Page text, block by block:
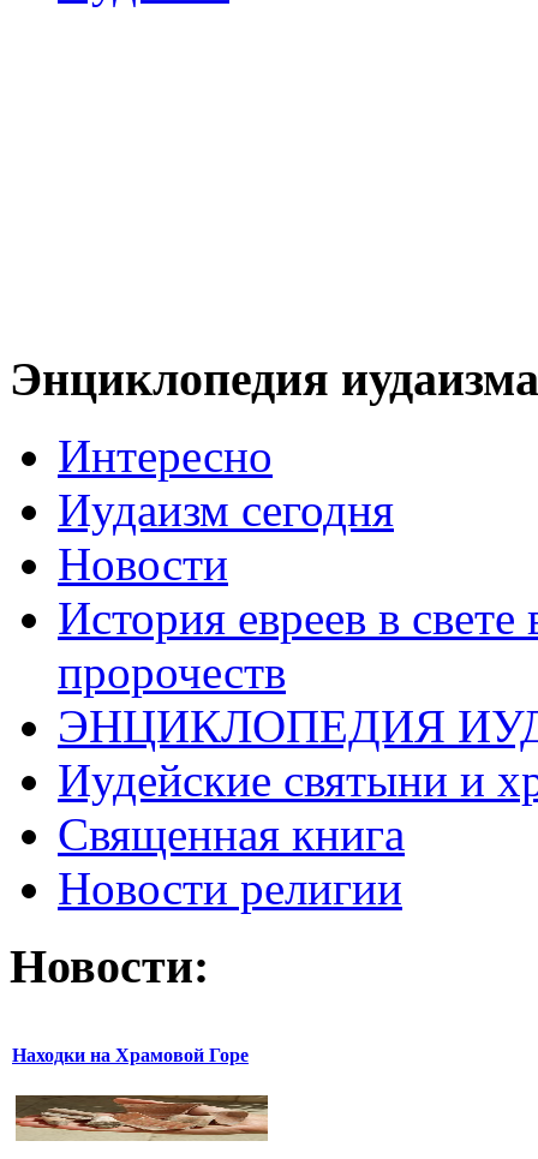
Энциклопедия иудаизма
Интересно
Иудаизм сегодня
Новости
История евреев в
пророчеств
ЭНЦИКЛОПЕДИЯ
Иудейские святыни и
Священная книга
Новости религии
Новости:
Находки на Храмовой Горе